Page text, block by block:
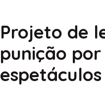
Projeto de
punição
espetáculos